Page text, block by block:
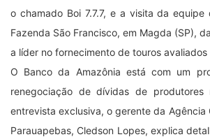
o chamado Boi 7.7.7, e a visita da equipe
Fazenda São Francisco, em Magda (SP),
a líder no fornecimento de touros avaliados
O Banco da Amazônia está com um
renegociação de dívidas de produtores
entrevista exclusiva, o gerente da Agência
Parauapebas, Cledson Lopes, explica